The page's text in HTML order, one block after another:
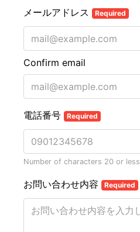
メールアドレス Required
Confirm email
電話番号 Required
Number of characters 20 or less
お問い合わせ内容 Required